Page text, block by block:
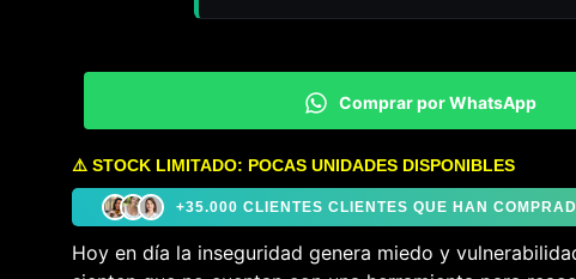
Comprar por WhatsApp
⚠️ STOCK LIMITADO: POCAS UNIDADES DISPONIBLES
+35.000 CLIENTES CLIENTES QUE HAN
Hoy en día la inseguridad genera miedo y